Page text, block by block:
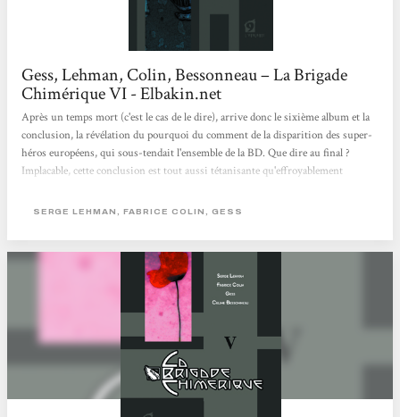
Gess, Lehman, Colin, Bessonneau – La Brigade
Chimérique VI - Elbakin.net
Après un temps mort (c'est le cas de le dire), arrive donc le sixième album et la
conclusion, la révélation du pourquoi du comment de la disparition des super-
héros européens, qui sous-tendait l'ensemble de la BD. Que dire au final ?
Implacable, cette conclusion est tout aussi tétanisante qu'effroyablement
de cet univers. Oubliés les clins d'oeil (Francis Drake), l'épilogue de la Brigade
qu'une promesse à respecter coûte que coûte, alors...
SERGE LEHMAN, FABRICE COLIN, GESS